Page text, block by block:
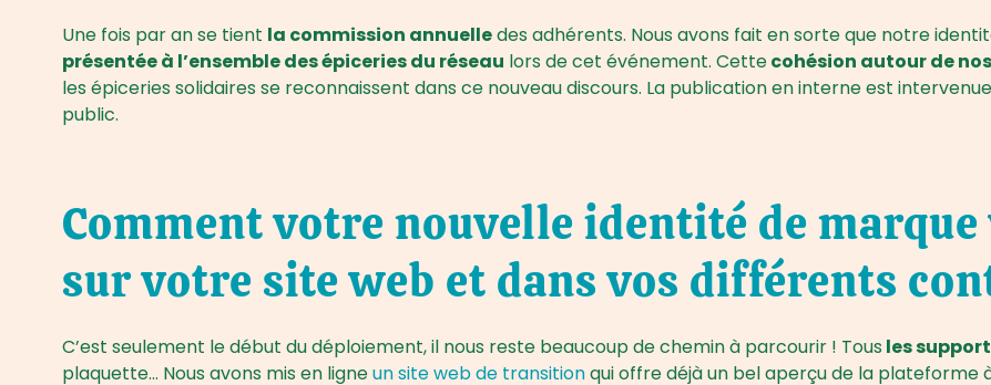
Une fois par an se tient la commission annuelledes adhérents. Nous avons fait en sorte que notre
présentée à l’ensemble des épiceries du réseau lors de cet événement. Cettecohésion autour de
les épiceries solidaires se reconnaissent dans ce nouveau discours. La publication en interne est intervenue
public.
Comment votre nouvelle identité de
sur votre site web et dans vos différents
C’est seulement le début du déploiement, il nous reste beaucoup de chemin à parcourir ! Tousles
plaquette… Nous avons mis en ligneun site web de transitionqui offre déjà un bel aperçu de la plateforme